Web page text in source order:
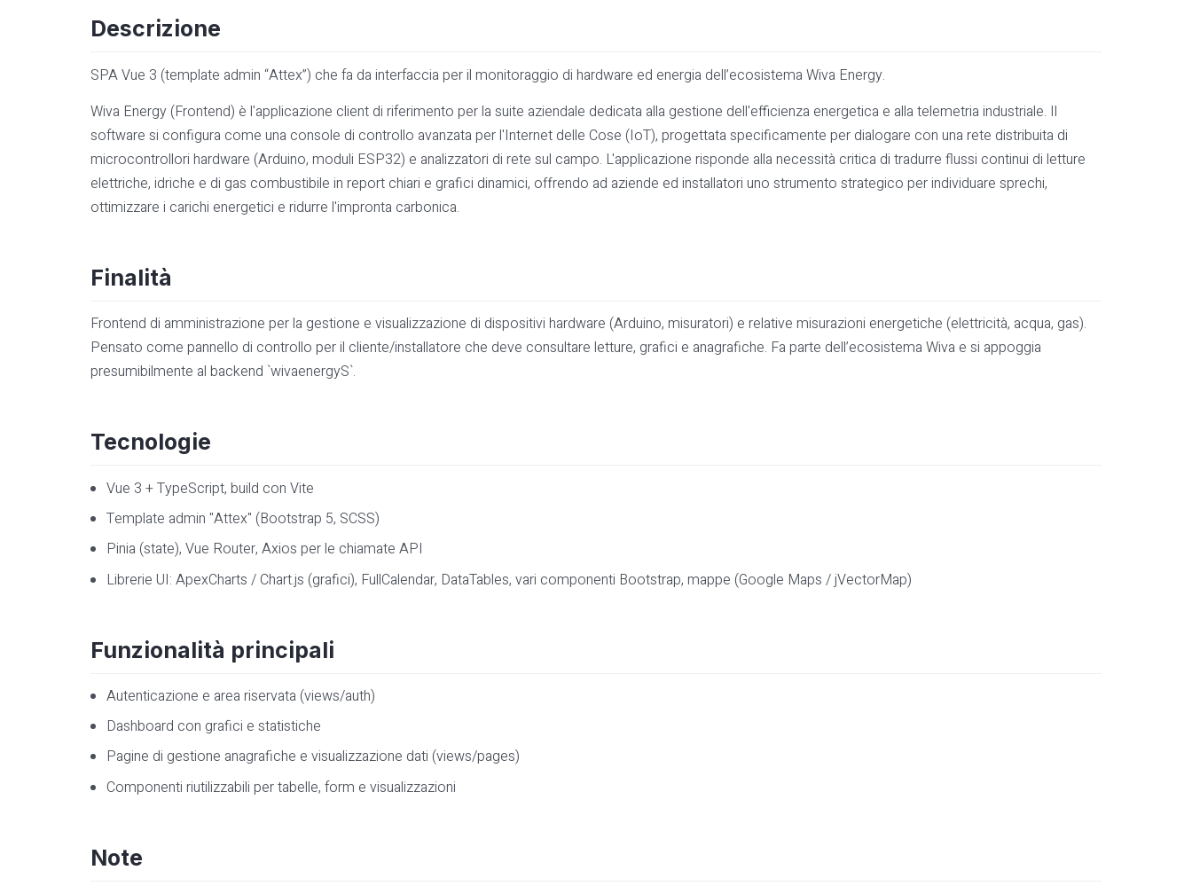
Descrizione
SPA Vue 3 (template admin “Attex”) che fa da interfaccia per il monitoraggio di hardware ed energia dell’ecosistema Wiva Energy.
Wiva Energy (Frontend) è l'applicazione client di riferimento per la suite aziendale dedicata alla gestione dell'efficienza energetica e alla telemetria industriale. Il
software si configura come una console di controllo avanzata per l'Internet delle Cose (IoT), progettata specificamente per dialogare con una rete distribuita di
microcontrollori hardware (Arduino, moduli ESP32) e analizzatori di rete sul campo. L'applicazione risponde alla necessità critica di tradurre flussi continui di letture
elettriche, idriche e di gas combustibile in report chiari e grafici dinamici, offrendo ad aziende ed installatori uno strumento strategico per individuare sprechi,
ottimizzare i carichi energetici e ridurre l'impronta carbonica.
Finalità
Frontend di amministrazione per la gestione e visualizzazione di dispositivi hardware (Arduino, misuratori) e relative misurazioni energetiche (elettricità, acqua, gas).
Pensato come pannello di controllo per il cliente/installatore che deve consultare letture, grafici e anagrafiche. Fa parte dell’ecosistema Wiva e si appoggia
presumibilmente al backend `wivaenergyS`.
Tecnologie
Vue 3 + TypeScript, build con Vite
Template admin "Attex" (Bootstrap 5, SCSS)
Pinia (state), Vue Router, Axios per le chiamate API
Librerie UI: ApexCharts / Chart.js (grafici), FullCalendar, DataTables, vari componenti Bootstrap, mappe (Google Maps / jVectorMap)
Funzionalità principali
Autenticazione e area riservata (views/auth)
Dashboard con grafici e statistiche
Pagine di gestione anagrafiche e visualizzazione dati (views/pages)
Componenti riutilizzabili per tabelle, form e visualizzazioni
Note